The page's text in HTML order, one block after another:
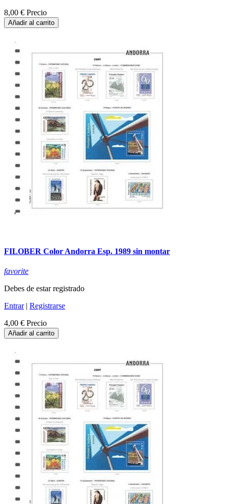
8,00 € Precio
Añadir al carrito
FILOBER Color Andorra Esp. 1989 sin montar
favorite
Debes de estar registrado
Entrar| Registrarse
4,00 € Precio
Añadir al carrito